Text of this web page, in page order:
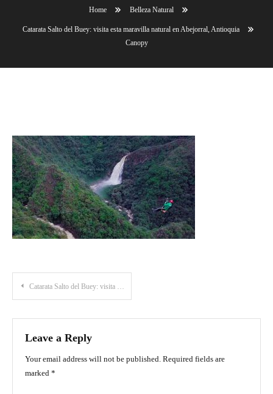
Home Belleza Natural
Catarata Salto del Buey: visita esta maravilla natural en Abejorral, Antioquia
Canopy
Post
navigation
Catarata Salto del Buey: visita esta maravilla natural en Abejorral, Antioquia
Leave a Reply
Your email address will not be published. Required fields are
marked *